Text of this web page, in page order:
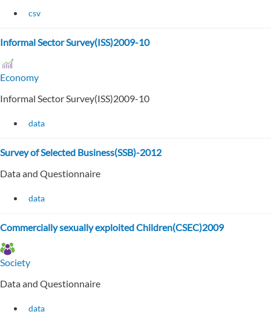
csv
Informal Sector Survey(ISS)2009-10
Economy
Informal Sector Survey(ISS)2009-10
data
Survey of Selected Business(SSB)-2012
Data and Questionnaire
data
Commercially sexually exploited Children(CSEC)2009
Society
Data and Questionnaire
data